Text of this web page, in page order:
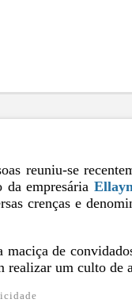
reuniu-se
da empresária
crenças e
de
um culto de